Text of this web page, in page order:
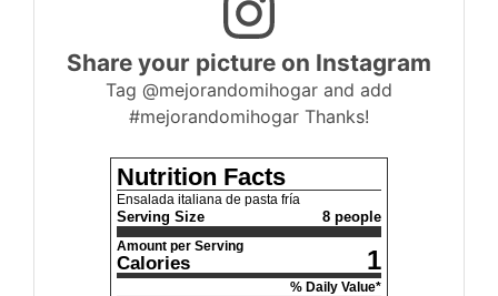
Share your picture on Instagram
Tag @mejorandomihogar and add
#mejorandomihogar Thanks!
Nutrition Facts
Ensalada italiana de pasta fría
Serving Size 8 people
Amount per Serving
Calories 1
% Daily Value*